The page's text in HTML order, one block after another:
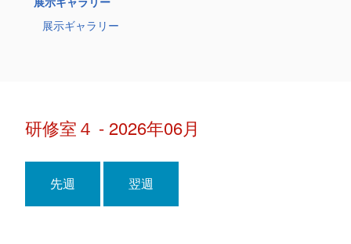
展示ギャラリー
研修室４ - 2026年06月
先週 翌週